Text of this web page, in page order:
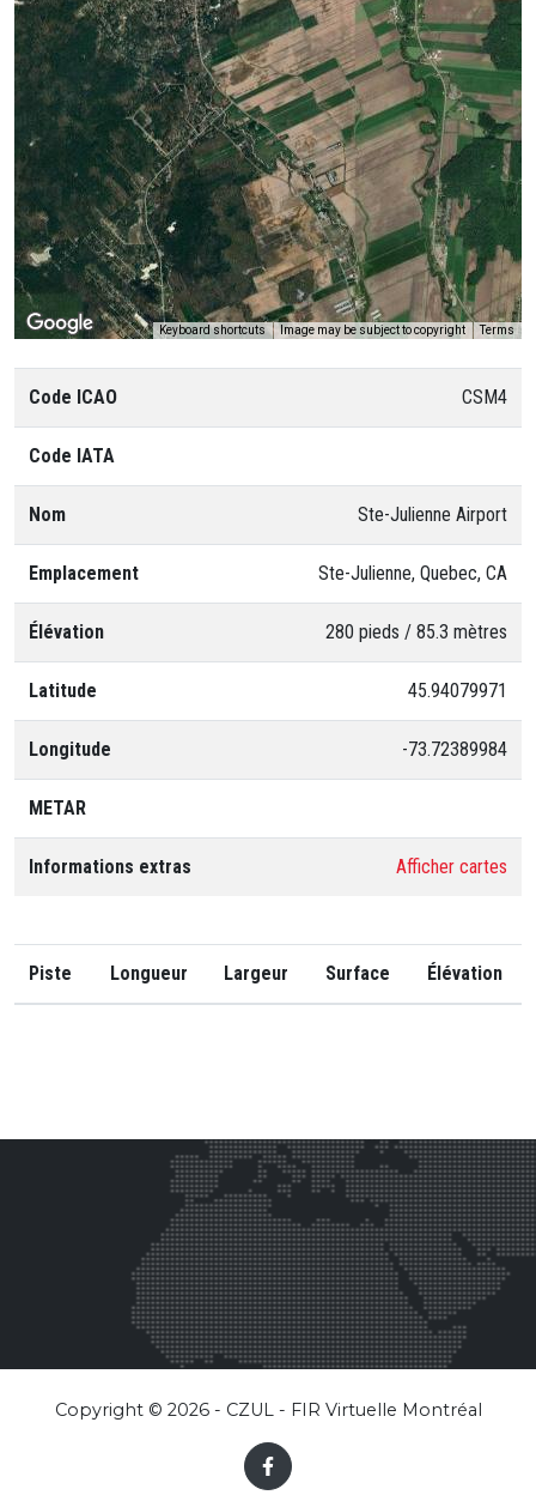
Keyboard shortcuts Image may be subject to copyright Terms
Code ICAO CSM4
Code IATA
Nom Ste-Julienne Airport
Emplacement Ste-Julienne, Quebec, CA
Élévation 280 pieds / 85.3 mètres
Latitude 45.94079971
Longitude -73.72389984
METAR
Informations extras Afficher cartes
Piste Longueur Largeur Surface Élévation
Copyright © 2026 - CZUL - FIR Virtuelle Montréal